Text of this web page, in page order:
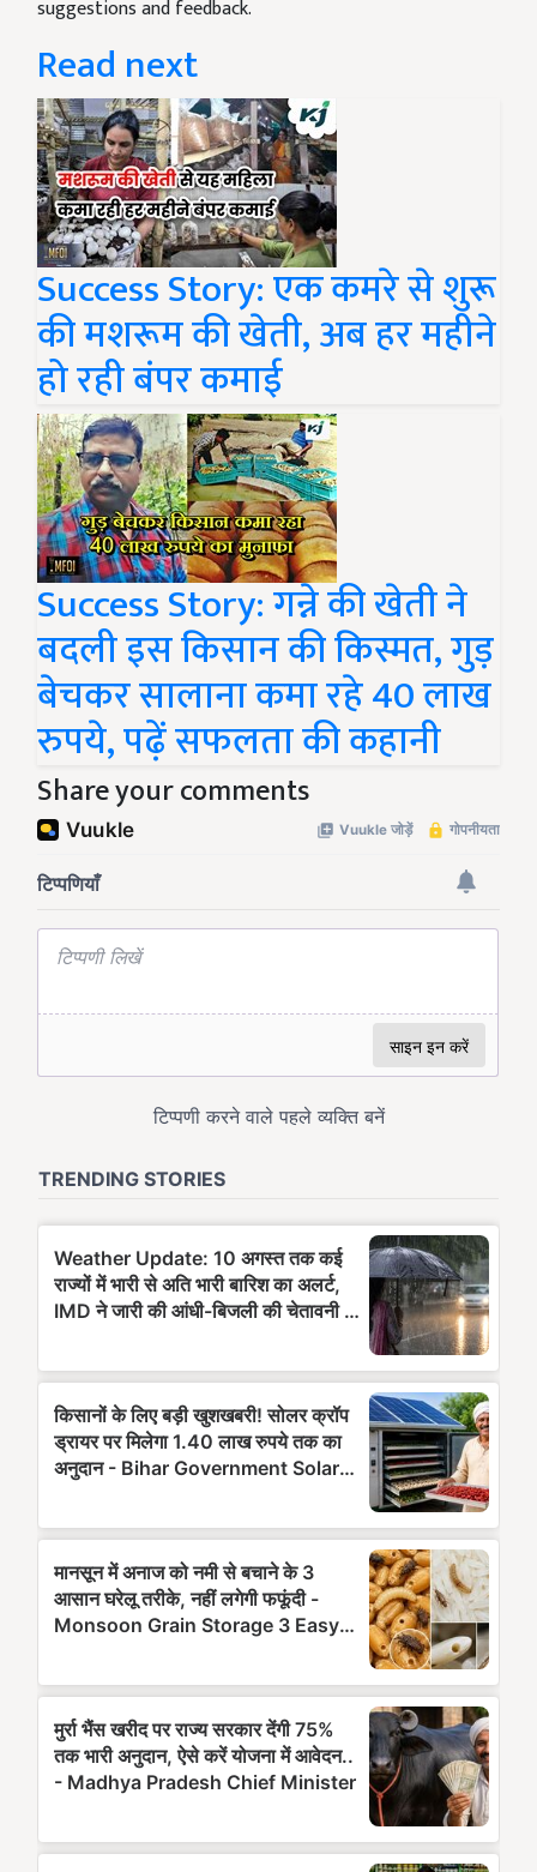
suggestions and feedback.
Read next
Success Story: एक कमरे से शुरू
की मशरूम की खेती, अब हर महीने
हो रही बंपर कमाई
Success Story: गन्ने की खेती ने
बदली इस किसान की किस्मत, गुड़
बेचकर सालाना कमा रहे 40 लाख
रुपये, पढ़ें सफलता की कहानी
Share your comments